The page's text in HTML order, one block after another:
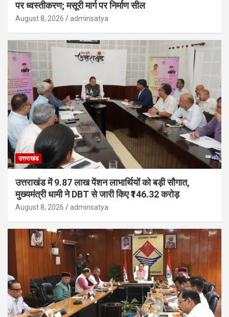
पर ध्वस्तीकरण; मसूरी मार्ग पर निर्माण सील
August 8, 2026 adminsatya
उत्तराखंड
उत्तराखंड में 9.87 लाख पेंशन लाभार्थियों को बड़ी सौगात,
मुख्यमंत्री धामी ने DBT से जारी किए ₹146.32 करोड़
August 8, 2026 adminsatya